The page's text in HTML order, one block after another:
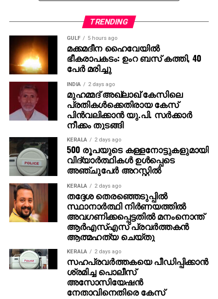
പതിവുപോലെ എസ്.ഐ.ആര്‍ ജോലിക്ക്
പോകുകയാണെന്ന് പറഞ്ഞാണ് ഞായറാഴ്ച രാവിലെ
വീട്ടില്‍ നിന്ന് ഇറങ്ങിയത്. വൈകീട്ട് ബിന്ദായക്
റെയില്‍വേ ക്രോസിന് സമീപം അദ്ദേഹത്തിന്റെ
ഇരുചക്രവാഹനം നിര്‍ത്തിയ നിലയില്‍ കണ്ടെത്തി.
ട്രെയിന്‍ തട്ടി മരിച്ച നിലയിലാണ് മൃതദേഹം
കണ്ടെത്തിയത്. പോസ്റ്റ്‌മോര്‍ട്ടത്തിനുശേഷം മൃതദേഹം
ബന്ധുക്കള്‍ക്ക് കൈമാറി.
മുകേഷ് കടുത്ത മാനസിക
സമ്മര്‍ദ്ദത്തിലായിരുന്നുവെന്ന് സഹോദരന്‍ ഗജാനന്ദ്
വെളിപ്പെടുത്തി. മേലധികാരികളില്‍ നിന്ന്
സസ്പെന്‍ഷന്‍ ഭീഷണിയും ഉണ്ടായിരുന്നുവെന്ന്
പറയുന്നു.
കെറളം കണ്ണൂര്‍ പയ്യന്നൂര്‍ രാമന്തളി കുന്നരു എയുപി
സ്‌കൂളിലെ പ്യൂണായ അനീഷ് ജോര്‍ജ് (45) ആണ്
ഞായറാഴ്ച രാവിലെ വീട്ടില്‍ തൂങ്ങി മരിച്ചത്. വോട്ടര്‍
പട്ടിക തീവ്രപരിഷ്‌കരണവുമായി ബന്ധപ്പെട്ട ജോലിയില്‍
കടുത്ത സമ്മര്‍ദ്ദം അനുഭവിച്ചിരുന്നുവെന്നാണ്
കുടുംബത്തിന്റെ ആരോപണം. പുലര്‍ച്ചെ ഒന്നുവരെ
ജോലി ചെയ്തിരുന്നതായുംകുടുംബം പള്ളിയില്‍
പോയിരിക്കെ ജീവന്‍ അവസാനിപ്പിച്ചതായും
TRENDING
GULF 5 hours ago
മക്കമദീന ഹൈവേയില്‍
ഭീകരാപകടം: ഉംറ ബസ് കത്തി, 40
പേര്‍ മരിച്ചു
INDIA 2 days ago
മുഹമ്മദ് അഖ്‌ലാഖ് കേസിലെ
പ്രതികള്‍ക്കെതിരായ കേസ്
പിന്‍വലിക്കാന്‍ യു.പി. സര്‍ക്കാര്‍
നീക്കം തുടങ്ങി
KERALA 2 days ago
500 രൂപയുടെ കള്ളനോട്ടുകളുമായി
വിദ്യാര്‍ത്ഥികള്‍ ഉള്‍പ്പെടെ
അഞ്ചുപേര്‍ അറസ്റ്റില്‍
KERALA 2 days ago
തദ്ദേശ തെരഞ്ഞെടുപ്പില്‍
സ്ഥാനാര്‍ത്ഥി നിര്‍ണയത്തില്‍
അവഗണിക്കപ്പെട്ടതില്‍ മനംനൊന്ത്
ആര്‍എസ്എസ് പ്രവര്‍ത്തകന്‍
ആത്മഹത്യ ചെയ്തു
KERALA 2 days ago
സഹപ്രവര്‍ത്തകയെ പീഡിപ്പിക്കാന്‍
ശ്രമിച്ച പൊലീസ്
അസോസിയേഷന്‍
നേതാവിനെതിരെ കേസ്